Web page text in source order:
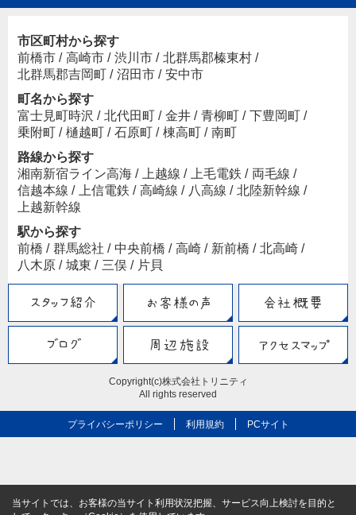
市区町村から探す
前橋市 / 高崎市 / 渋川市 / 北群馬郡榛東村 /
北群馬郡吉岡町 / 沼田市 / 安中市
町名から探す
富士見町時沢 / 北代田町 / 金井 / 青柳町 / 下豊岡町 /
乗附町 / 樋越町 / 石原町 / 棟高町 / 南町
路線から探す
湘南新宿ライン高海 / 上越線 / 上毛電鉄 / 両毛線 /
信越本線 / 上信電鉄 / 高崎線 / 八高線 / 北陸新幹線 /
上越新幹線
駅から探す
前橋 / 群馬総社 / 中央前橋 / 高崎 / 新前橋 / 北高崎 /
八木原 / 城東 / 三俣 / 片貝
Copyright(c)株式会社トリニティ
All rights reserved
プライバシーポリシー 利用規約 PCサイト
当サイトでは、お客様の当サイト利用状況把握、サービス向上検討を目的と